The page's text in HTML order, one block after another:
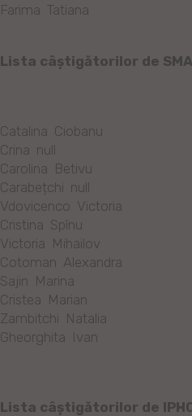
Farima Tatiana
Lista câștigătorilor de
Catalina Ciobanu
Crina null
Carolina Betivu
Carabețchi null
Vdovicenco Victoria
Cristina Spînu
Victoria Mihailov
Cotoman Alexandra
Sajin Marina
Cristea Marian
Zambitchi Natalia
Gheorghita Ivan
Lista câștigătorilor de